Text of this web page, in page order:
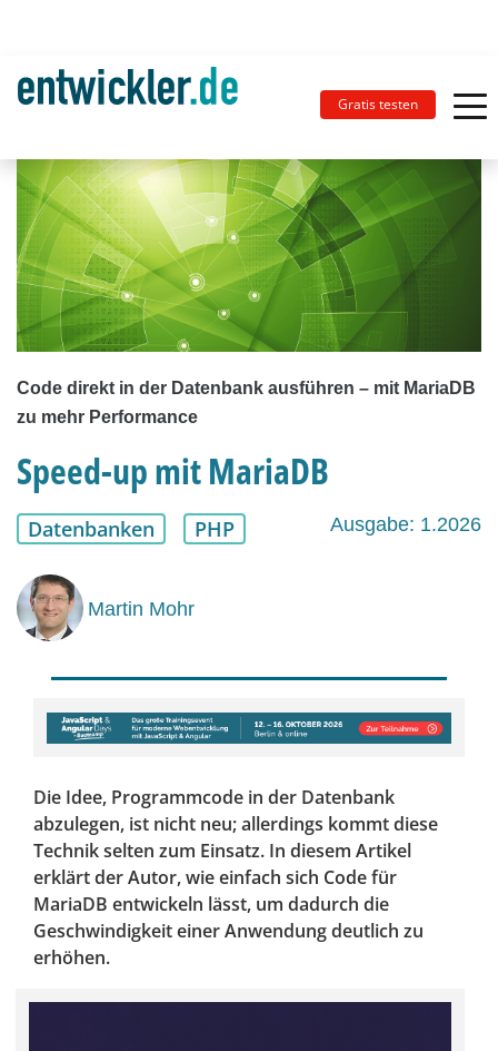
Gratis testen
Code direkt in der Datenbank ausführen – mit MariaDB
zu mehr Performance
Speed-up mit MariaDB
Datenbanken PHP Ausgabe: 1.2026
Martin Mohr
Die Idee, Programmcode in der Datenbank
abzulegen, ist nicht neu; allerdings kommt diese
Technik selten zum Einsatz. In diesem Artikel
erklärt der Autor, wie einfach sich Code für
MariaDB entwickeln lässt, um dadurch die
Geschwindigkeit einer Anwendung deutlich zu
erhöhen.